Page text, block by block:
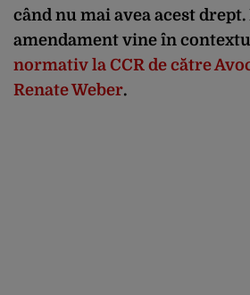
când nu mai avea acest
amendament vine în
normativ la CCR de către
Renate Weber.